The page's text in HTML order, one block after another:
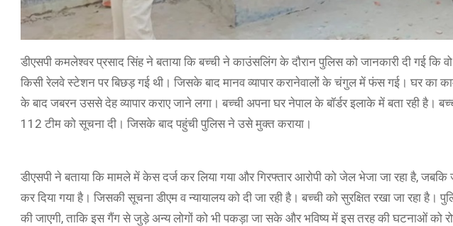
डीएसपी कमलेश्वर प्रसाद सिंह ने बताया कि बच्ची ने काउंसलिंग के दौरान पुलिस को जानकारी दी गई
किसी रेलवे स्टेशन पर बिछड़ गई थी। जिसके बाद मानव व्यापार करानेवालों के चंगुल में फंस गई। घर का
के बाद जबरन उससे देह व्यापार कराए जाने लगा। बच्ची अपना घर नेपाल के बॉर्डर इलाके में बता रही है।
112 टीम को सूचना दी। जिसके बाद पहुंची पुलिस ने उसे मुक्त कराया।
डीएसपी ने बताया कि मामले में केस दर्ज कर लिया गया और गिरफ्तार आरोपी को जेल भेजा जा रहा है,
कर दिया गया है। जिसकी सूचना डीएम व न्यायालय को दी जा रही है। बच्ची को सुरक्षित रखा जा रहा
की जाएगी, ताकि इस गैंग से जुड़े अन्य लोगों को भी पकड़ा जा सके और भविष्य में इस तरह की घटनाओं को